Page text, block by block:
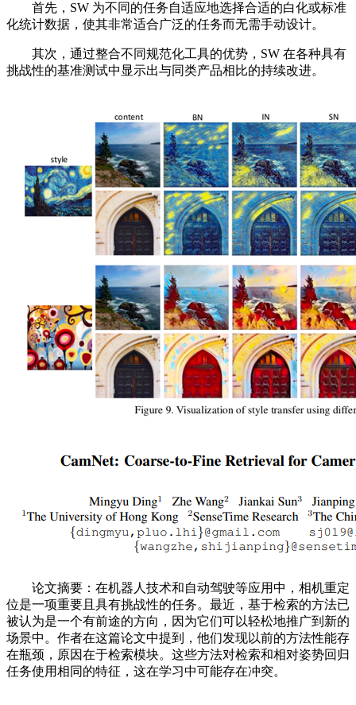
首先，SW 为不同的任务自适应地选择合适的白化或标准
化统计数据，使其非常适合广泛的任务而无需手动设计。
其次，通过整合不同规范化工具的优势，SW 在各种具有
挑战性的基准测试中显示出与同类产品相比的持续改进。
论文摘要：在机器人技术和自动驾驶等应用中，相机重定
位是一项重要且具有挑战性的任务。最近，基于检索的方法已
被认为是一个有前途的方向，因为它们可以轻松地推广到新的
场景中。作者在这篇论文中提到，他们发现以前的方法性能存
在瓶颈，原因在于检索模块。这些方法对检索和相对姿势回归
任务使用相同的特征，这在学习中可能存在冲突。